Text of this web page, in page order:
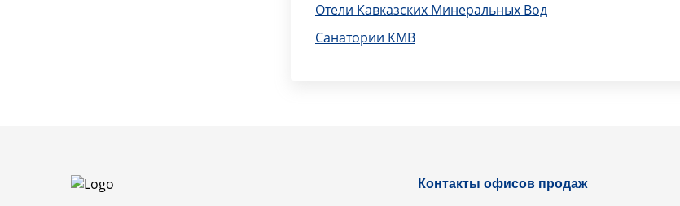
Отели Кавказских Минеральных Вод
Санатории КМВ
Контакты офисов продаж